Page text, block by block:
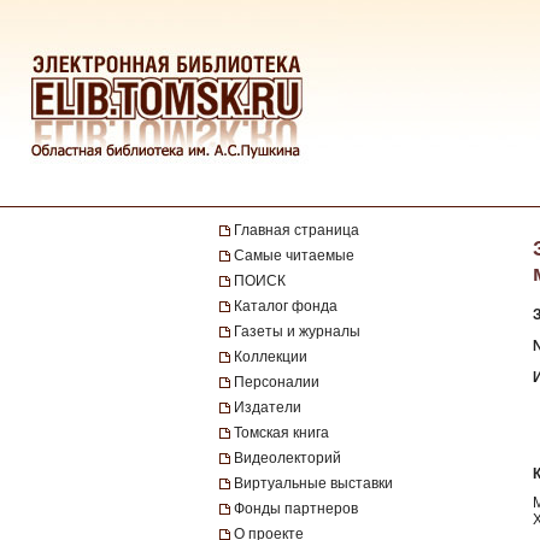
Главная страница
Самые читаемые
ПОИСК
Каталог фонда
Газеты и журналы
Коллекции
Персоналии
Издатели
Томская книга
Видеолекторий
Виртуальные выставки
Фонды партнеров
О проекте